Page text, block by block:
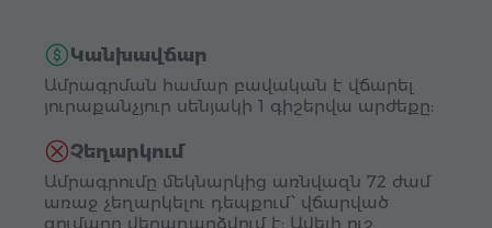
Կանխավճար
Ամրագրման համար բավական է վճարել
յուրաքանչյուր սենյակի 1 գիշերվա արժեքը:
Չեղարկում
Ամրագրումը մեկնարկից առնվազն 72 ժամ
առաջ չեղարկելու դեպքում՝ վճարված
գումարը վերադարձվում է: Ավելի ուշ